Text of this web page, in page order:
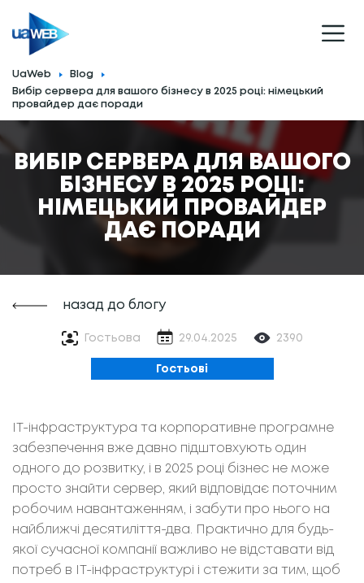
UaWeb
Blog
Вибір сервера для вашого бізнесу в 2025 році: німецький
провайдер дає поради
ВИБІР СЕРВЕРА ДЛЯ ВАШОГО
БІЗНЕСУ В 2025 РОЦІ:
НІМЕЦЬКИЙ ПРОВАЙДЕР
ДАЄ ПОРАДИ
назад до блогу
Гостьова 29.04.2025 2390
Гостьові
ІТ-інфраструктура та корпоративне програмне
забезпечення вже давно підштовхують один
одного до розвитку, і в 2025 році бізнес не може
просто знайти сервер, який відповідає поточним
робочим навантаженням, і забути про нього на
найближчі десятиліття-два. Практично для будь-
якої сучасної компанії важливо не відставати від
потреб в ІТ-інфраструктурі і стежити за тим, щоб